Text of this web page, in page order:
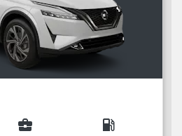
business_center local_gas_station